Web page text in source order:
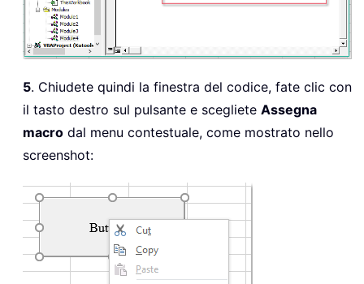
5. Chiudete quindi la finestra del codice, fate clic con
il tasto destro sul pulsante e scegliete Assegna
macro dal menu contestuale, come mostrato nello
screenshot: